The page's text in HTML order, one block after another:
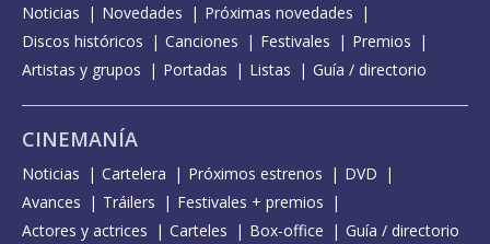
Noticias Novedades
Próximas novedades
Discos históricos
Canciones Festivales
Premios
Artistas y grupos
Portadas Listas Guía / directorio
CINEMANÍA
Noticias Cartelera Próximos estrenos
DVD
Avances
Tráilers
Festivales + premios
Actores y actrices
Carteles Box-office Guía / directorio